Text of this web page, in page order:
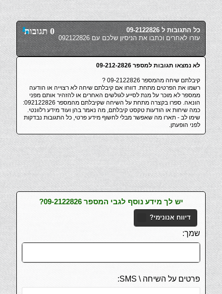
0 תגובות
כל התגובות ל 09-2122826
עזרו לאחרים וכתבו את הניסיון שלכם עם 092122826
לא נמצאו תגובות למספר 09-212-2826
קיבלתם שיחה מהמספר 09-2122826 ?
רשמו את הפרטים מתחת. דווחו אם קיבלתם שיחה לא רצוייה או הודעה
ממספר לא מוכר על מנת לסייע לגולשים האחרים או להזהיר אותם מפני
הונאה. ספרו בקצרה מתחת על השיחה שקיבלתם מהמספר 092122826:
כמה שיחות או הודעות טקסט קיבלתם, מה נאמר בהן ועוד מידע רלוונטי.
שימו לב - תארו מה שאפשר מבלי לחשוף מידע פרטי, כל התגובות נבדקות
לפני הופעתן.
יש לך מידע נוסף לגבי המספר 09-2122826?
דיווח אנונימי?
שמך:
פרטים על השיחה \ SMS: